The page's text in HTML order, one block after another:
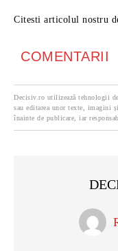
Citesti articolul nostru
COMENTARII
Decisiv.ro utilizează tehnologii
sau editarea unor texte, imagini
înainte de publicare, iar